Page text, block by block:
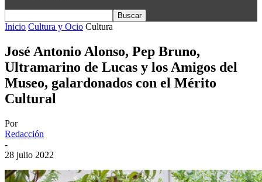
Inicio Cultura y Ocio Cultura
José Antonio Alonso, Pep Bruno,
Ultramarino de Lucas y los Amigos del
Museo, galardonados con el Mérito
Cultural
Por
Redacción
-
28 julio 2022